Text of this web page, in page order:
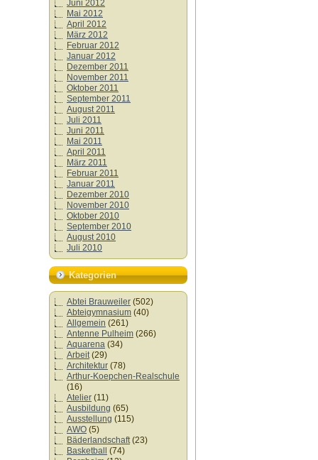
Juni 2012
Mai 2012
April 2012
März 2012
Februar 2012
Januar 2012
Dezember 2011
November 2011
Oktober 2011
September 2011
August 2011
Juli 2011
Juni 2011
Mai 2011
April 2011
März 2011
Februar 2011
Januar 2011
Dezember 2010
November 2010
Oktober 2010
September 2010
August 2010
Juli 2010
Kategorien
Abtei Brauweiler (502)
Abteigymnasium (40)
Allgemein (261)
Antenne Pulheim (266)
Aquarena (34)
Arbeit(29)
Architektur (78)
Arthur-Koepchen-Realschule
(16)
Atelier (11)
Ausbildung (65)
Ausstellung (115)
AWO (5)
Bäderlandschaft(23)
Basketball
(74)